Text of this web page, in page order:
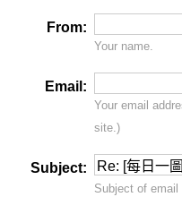
From:
Your name.
Email:
Your email
site.)
Subject:
Subject of email